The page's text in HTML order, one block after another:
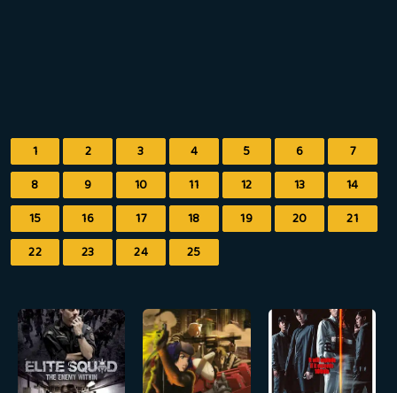
1 2 3 4 5 6
7
8
9 10 11 12 13
14
15
16 17 18 19 20
21
22
23 24 25